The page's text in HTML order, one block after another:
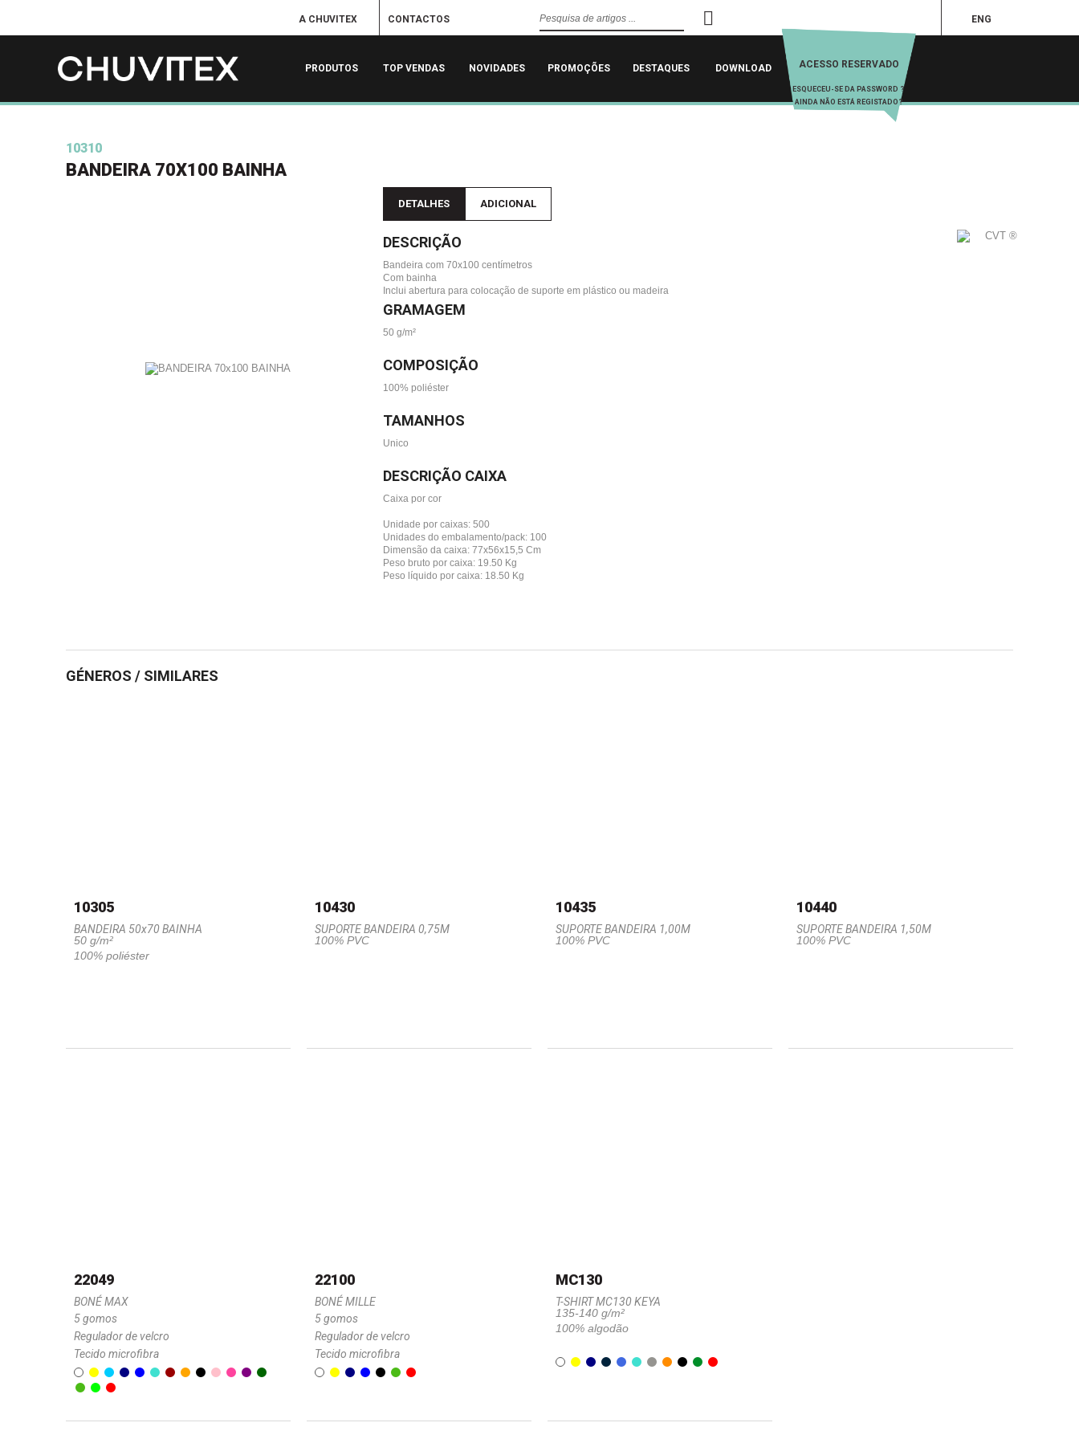
A CHUVITEX CONTACTOS ENG
PRODUTOS TOP VENDAS NOVIDADES PROMOÇÕES DESTAQUES DOWNLOAD ACESSO RESERVADO
ESQUECEU-SE DA PASSWORD ?
AINDA NÃO ESTÁ REGISTADO?
10310
BANDEIRA 70X100 BAINHA
DETALHES ADICIONAL
DESCRIÇÃO
Bandeira com 70x100 centímetros
Com bainha
Inclui abertura para colocação de suporte em plástico ou madeira
GRAMAGEM
50 g/m²
COMPOSIÇÃO
100% poliéster
TAMANHOS
Unico
DESCRIÇÃO CAIXA
Caixa por cor
Unidade por caixas: 500
Unidades do embalamento/pack: 100
Dimensão da caixa: 77x56x15,5 Cm
Peso bruto por caixa: 19.50 Kg
Peso líquido por caixa: 18.50 Kg
GÉNEROS / SIMILARES
10305
BANDEIRA 50x70 BAINHA
50 g/m²
100% poliéster
10430
SUPORTE BANDEIRA 0,75M
100% PVC
10435
SUPORTE BANDEIRA 1,00M
100% PVC
10440
SUPORTE BANDEIRA 1,50M
100% PVC
22049
BONÉ MAX
5 gomos
Regulador de velcro
Tecido microfibra
22100
BONÉ MILLE
5 gomos
Regulador de velcro
Tecido microfibra
MC130
T-SHIRT MC130 KEYA
135-140 g/m²
100% algodão